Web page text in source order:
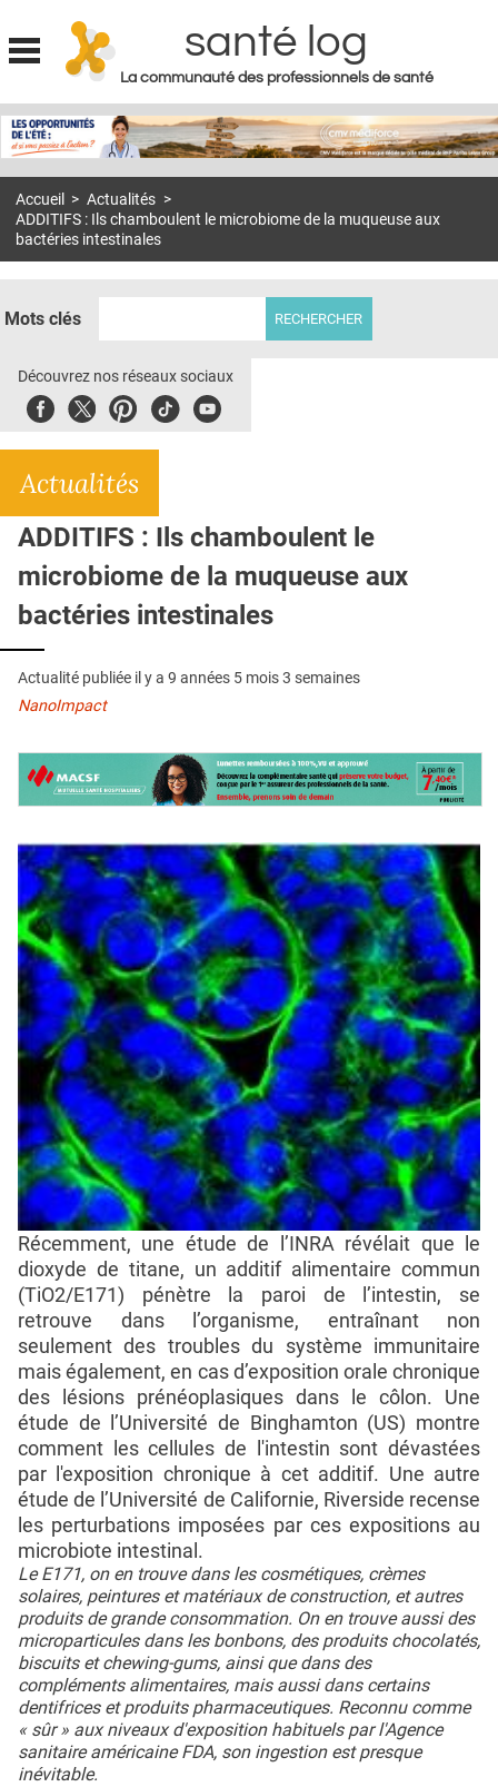
Jump to navigation
santé log
La communauté des professionnels de santé
MON COMPTE
S'ABONNER À LA REVUE SOIN À DOMICILE
E-REVUE SAD
THÉMA
CRÉDITS
Accueil > Actualités >
ADDITIFS : Ils chamboulent le microbiome de la muqueuse aux
bactéries intestinales
Mots clés
Découvrez nos réseaux sociaux
FacebookTwitterPinterest
TiktokYoubute
Actualités
ADDITIFS : Ils chamboulent le
microbiome de la muqueuse aux
bactéries intestinales
Actualité publiée il y a 9 années 5 mois 3 semaines
NanoImpact
Récemment, une étude de l’INRA révélait que le
dioxyde de titane, un additif alimentaire commun
(TiO2/E171) pénètre la paroi de l’intestin, se
retrouve dans l’organisme, entraînant non
seulement des troubles du système immunitaire
mais également, en cas d’exposition orale chronique
des lésions prénéoplasiques dans le côlon. Une
étude de l’Université de Binghamton (US) montre
comment les cellules de l'intestin sont dévastées
par l'exposition chronique à cet additif. Une autre
étude de l’Université de Californie, Riverside recense
les perturbations imposées par ces expositions au
microbiote intestinal.
Le E171, on en trouve dans les cosmétiques, crèmes
solaires, peintures et matériaux de construction, et autres
produits de grande consommation. On en trouve aussi des
microparticules dans les bonbons, des produits chocolatés,
biscuits et chewing-gums, ainsi que dans des
compléments alimentaires, mais aussi dans certains
dentifrices et produits pharmaceutiques. Reconnu comme
« sûr » aux niveaux d'exposition habituels par l'Agence
sanitaire américaine FDA, son ingestion est presque
inévitable.